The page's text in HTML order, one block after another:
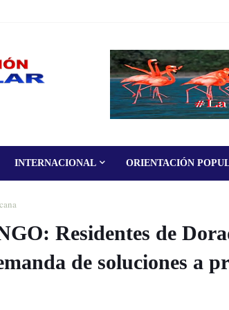
INTERNACIONAL ORIENTACIÓN
Residentes de
de soluciones a